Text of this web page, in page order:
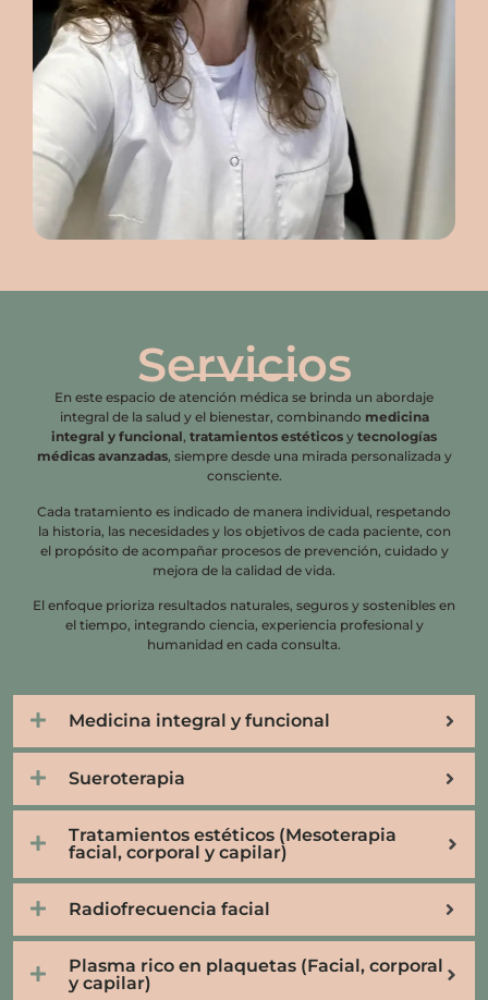
Servicios
En este espacio de atención médica se brinda un abordaje
integral de la salud y el bienestar, combinando medicina
integral y funcional, tratamientos estéticos y tecnologías
médicas avanzadas, siempre desde una mirada personalizada y
consciente.
Cada tratamiento es indicado de manera individual, respetando
la historia, las necesidades y los objetivos de cada paciente, con
el propósito de acompañar procesos de prevención, cuidado y
mejora de la calidad de vida.
El enfoque prioriza resultados naturales, seguros y sostenibles en
el tiempo, integrando ciencia, experiencia profesional y
humanidad en cada consulta.
Medicina integral y funcional
Sueroterapia
Tratamientos estéticos (Mesoterapia
facial, corporal y capilar)
Radiofrecuencia facial
Plasma rico en plaquetas (Facial, corporal
y capilar)